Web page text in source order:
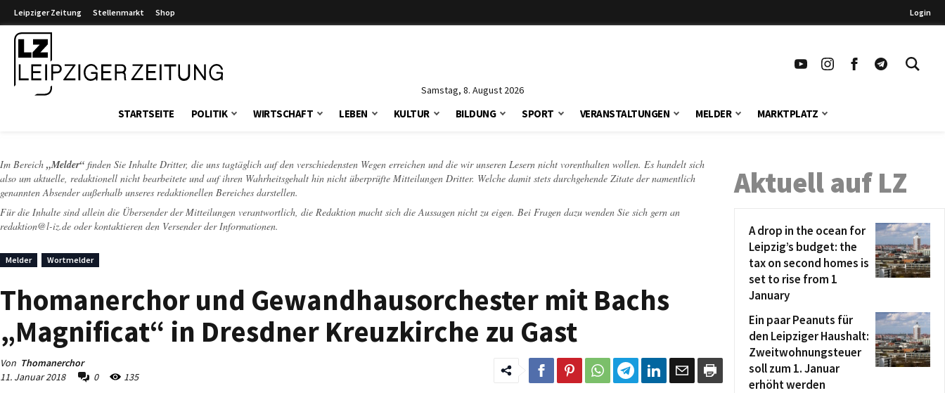
Leipziger Zeitung Stellenmarkt Shop Login
Samstag, 8. August 2026
STARTSEITE POLITIK WIRTSCHAFT LEBEN KULTUR BILDUNG SPORT VERANSTALTUNGEN MELDER MARKTPLATZ
Im Bereich „Melder“ finden Sie Inhalte Dritter, die uns tagtäglich auf den verschiedensten Wegen erreichen und die wir unseren Lesern nicht vorenthalten wollen. Es handelt sich
also um aktuelle, redaktionell nicht bearbeitete und auf ihren Wahrheitsgehalt hin nicht überprüfte Mitteilungen Dritter. Welche damit stets durchgehende Zitate der namentlich
genannten Absender außerhalb unseres redaktionellen Bereiches darstellen.
Für die Inhalte sind allein die Übersender der Mitteilungen verantwortlich, die Redaktion macht sich die Aussagen nicht zu eigen. Bei Fragen dazu wenden Sie sich gern an
redaktion@l-iz.de oder kontaktieren den Versender der Informationen.
Melder Wortmelder
Thomanerchor und Gewandhausorchester mit Bachs
„Magnificat“ in Dresdner Kreuzkirche zu Gast
Von Thomanerchor
11. Januar 2018
0 135
Aktuell auf LZ
A drop in the ocean for
Leipzig’s budget: the
tax on second homes is
set to rise from 1
January
Ein paar Peanuts für
den Leipziger Haushalt:
Zweitwohnungsteuer
soll zum 1. Januar
erhöht werden